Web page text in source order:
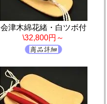
会津木綿花緒・白ツボ付
\32,800円～